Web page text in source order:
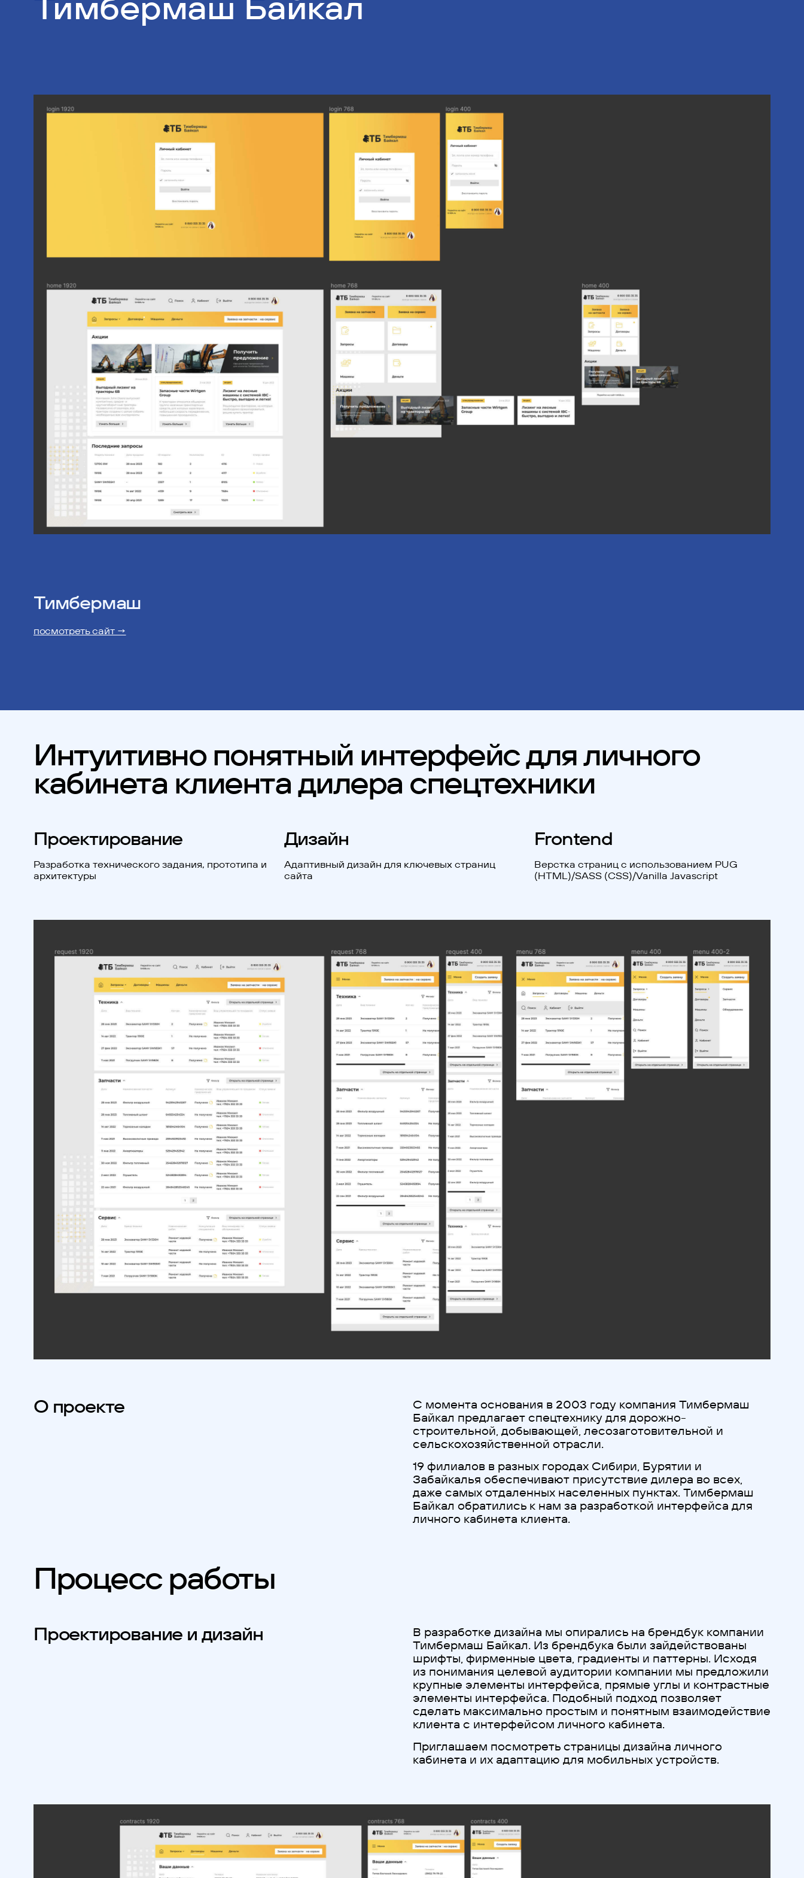
Тимбермаш
посмотреть сайт →
Интуитивно понятный интерфейс для личного
кабинета клиента дилера спецтехники
Проектирование
Разработка технического задания, прототипа и
архитектуры
Дизайн
Адаптивный дизайн для ключевых страниц
сайта
Frontend
Верстка страниц с использованием PUG
(HTML)/SASS (CSS)/Vanilla Javascript
О проекте
С момента основания в 2003 году компания Тимбермаш
Байкал предлагает спецтехнику для дорожно-
строительной, добывающей, лесозаготовительной и
сельскохозяйственной отрасли.
19 филиалов в разных городах Сибири, Бурятии и
Забайкалья обеспечивают присутствие дилера во всех,
даже самых отдаленных населенных пунктах. Тимбермаш
Байкал обратились к нам за разработкой интерфейса для
личного кабинета клиента.
Процесс работы
Проектирование и дизайн
В разработке дизайна мы опирались на брендбук компании
Тимбермаш Байкал. Из брендбука были зайдействованы
шрифты, фирменные цвета, градиенты и паттерны. Исходя
из понимания целевой аудитории компании мы предложили
крупные элементы интерфейса, прямые углы и контрастные
элементы интерфейса. Подобный подход позволяет
сделать максимально простым и понятным взаимодействие
клиента с интерфейсом личного кабинета.
Приглашаем посмотреть страницы дизайна личного
кабинета и их адаптацию для мобильных устройств.